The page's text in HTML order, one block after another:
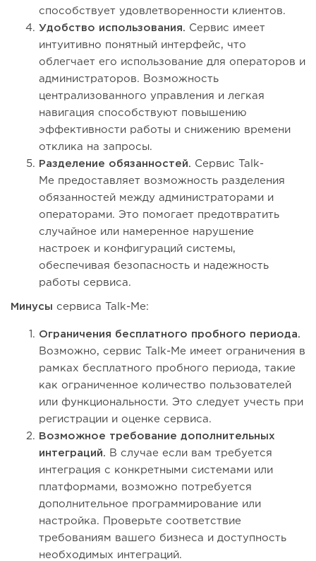
способствует удовлетворенности клиентов.
Удобство использования. Сервис имеет
интуитивно понятный интерфейс, что
облегчает его использование для операторов и
администраторов. Возможность
централизованного управления и легкая
навигация способствуют повышению
эффективности работы и снижению времени
отклика на запросы.
Разделение обязанностей. Сервис Talk-
Me предоставляет возможность разделения
обязанностей между администраторами и
операторами. Это помогает предотвратить
случайное или намеренное нарушение
настроек и конфигураций системы,
обеспечивая безопасность и надежность
работы сервиса.
Минусы сервиса Talk-Me:
Ограничения бесплатного пробного периода.
Возможно, сервис Talk-Me имеет ограничения в
рамках бесплатного пробного периода, такие
как ограниченное количество пользователей
или функциональности. Это следует учесть при
регистрации и оценке сервиса.
Возможное требование дополнительных
интеграций. В случае если вам требуется
интеграция с конкретными системами или
платформами, возможно потребуется
дополнительное программирование или
настройка. Проверьте соответствие
требованиям вашего бизнеса и доступность
необходимых интеграций.